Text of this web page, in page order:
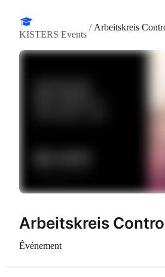
KISTERS Events
/ Arbeitskreis
Arbeitskreis
Événement